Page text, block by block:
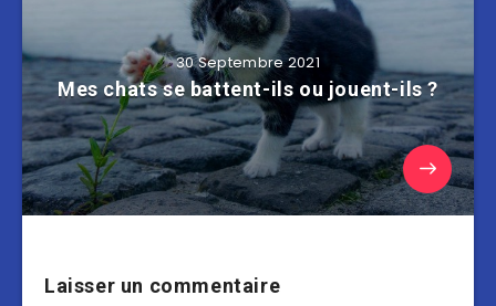
30 Septembre 2021
Mes chats se battent-ils ou jouent-ils ?
Laisser un commentaire